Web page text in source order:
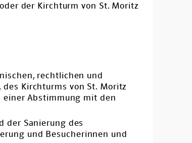
der Kirchturm von St. Moritz
rechtlichen und
Kirchturms von St. Moritz
Abstimmung mit den
der Sanierung des
und Besucherinnen und